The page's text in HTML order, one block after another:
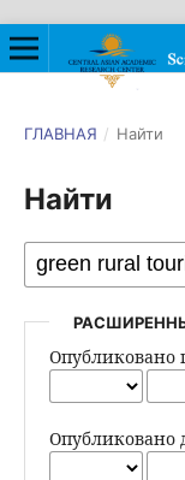
ГЛАВНАЯ / Найти
Найти
Опубликовано
Опубликовано